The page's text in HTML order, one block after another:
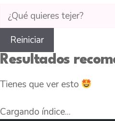
Buscar
tutoriales
tejido
en
CTejidas
Reiniciar
Resultados
Tienes que ver esto
Cargando índice...